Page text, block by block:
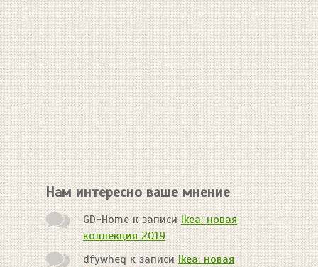
Нам интересно ваше мнение
GD-Homeк записиIkea: новая
коллекция 2019
dfywheq к записи Ikea: новая